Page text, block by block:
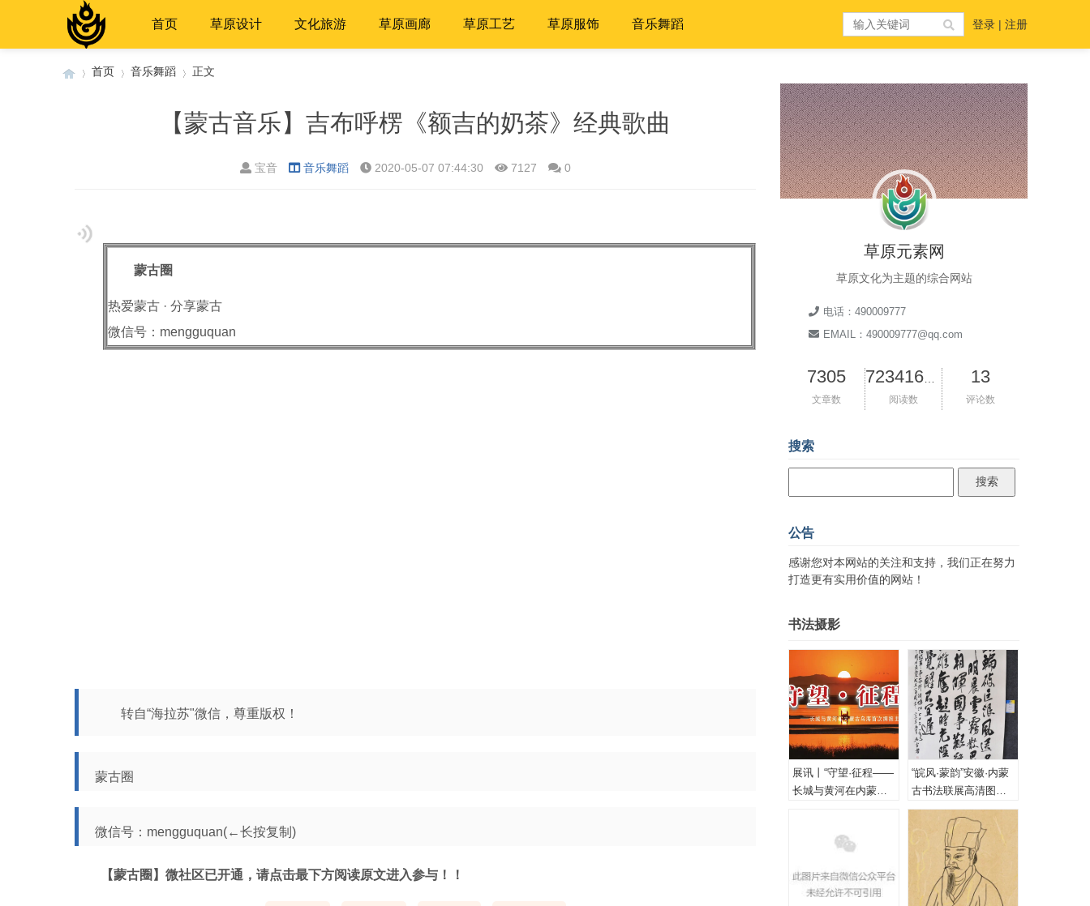
首页 草原设计 文化旅游 草原画廊 草原工艺 草原服饰 音乐舞蹈 登录 | 注册
首页 音乐舞蹈 正文
【蒙古音乐】吉布呼楞《额吉的奶茶》经典歌曲
宝音 音乐舞蹈 2020-05-07 07:44:30 7127 0
蒙古圈
热爱蒙古 · 分享蒙古
微信号：mengguquan
转自“海拉苏"微信，尊重版权！
蒙古圈
微信号：mengguquan(←长按复制)
【蒙古圈】微社区已开通，请点击最下方阅读原文进入参与！！
草原元素网
草原文化为主题的综合网站
电话：490009777
EMAIL：490009777@qq.com
7305
文章数 阅读数
13
评论数
搜索
公告
感谢您对本网站的关注和支持，我们正在努力
打造更有实用价值的网站！
书法摄影
展讯丨“守望·征程——
长城与黄河在内蒙古
“皖风·蒙韵”安徽·内蒙
古书法联展高清图
（一、特邀作品）